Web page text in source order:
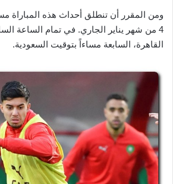
ومن المقرر أن تنطلق أحداث هذه المباراة
4 من شهر يناير الجاري. في تمام الساعة
القاهرة، السابعة مساءاً بتوقيت السعودية.